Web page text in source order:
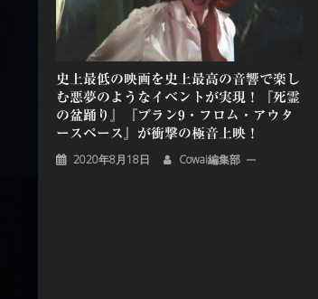
ン
史上最低の映画を史上最高の音響で楽し
む悪夢のようなイベントが実現！『死霊
の盆踊り』『プラン9・フロム・アウタ
ースペース』が衝撃の極音上映！
2020年8月18日 Cowai編集部